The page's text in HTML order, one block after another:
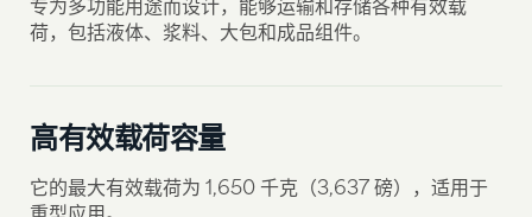
专为多功能用途而设计，能够运输和存储各种有效载
荷，包括液体、浆料、大包和成品组件。
高有效载荷容量
它的最大有效载荷为 1,650 千克（3,637 磅），适用于